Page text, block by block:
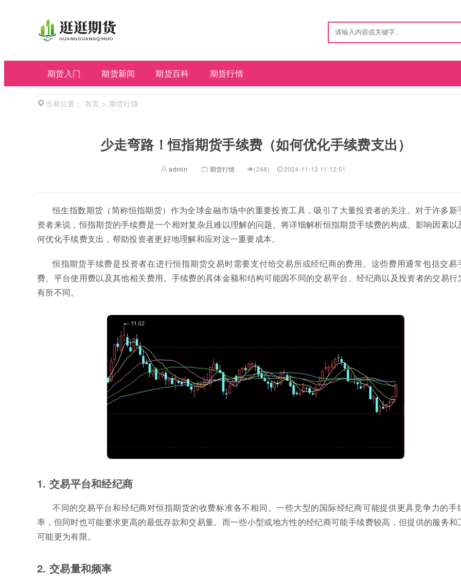
期货入门 期货新闻 期货百科 期货行情
当前位置： 首页 > 期货行情
少走弯路！恒指期货手续费（如何优化手续费支出）
admin 期货行情 (248) 2024-11-13 11:12:51
恒生指数期货（简称恒指期货）作为全球金融市场中的重要投资工具，吸引了大量投资者的关注。对于许多新
资者来说，恒指期货的手续费是一个相对复杂且难以理解的问题。将详细解析恒指期货手续费的构成、影响因素以
何优化手续费支出，帮助投资者更好地理解和应对这一重要成本。
恒指期货手续费是投资者在进行恒指期货交易时需要支付给交易所或经纪商的费用。这些费用通常包括交易
费、平台使用费以及其他相关费用。手续费的具体金额和结构可能因不同的交易平台、经纪商以及投资者的交易行
有所不同。
1. 交易平台和经纪商
不同的交易平台和经纪商对恒指期货的收费标准各不相同。一些大型的国际经纪商可能提供更具竞争力的手
率，但同时也可能要求更高的最低存款和交易量。而一些小型或地方性的经纪商可能手续费较高，但提供的服务和
可能更为有限。
2. 交易量和频率